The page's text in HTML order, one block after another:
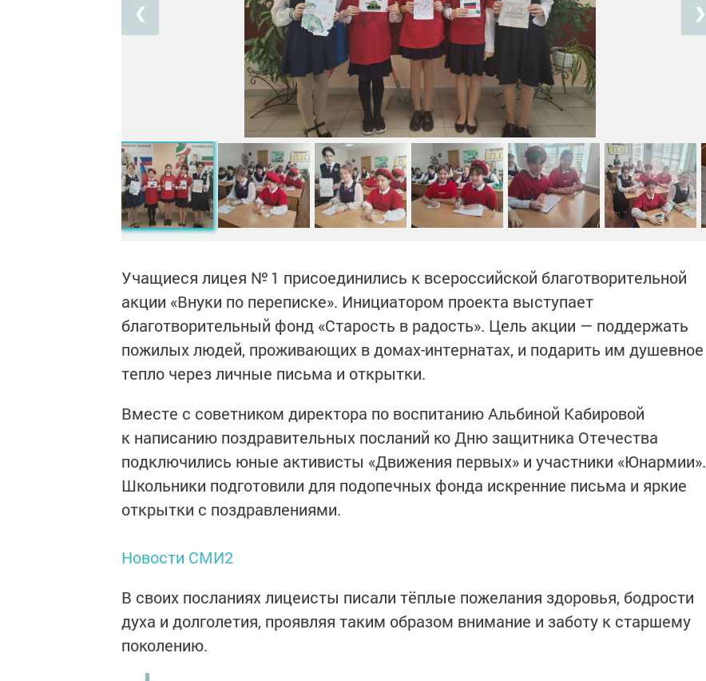
❮ ❯
Учащиеся лицея № 1 присоединились к всероссийской благотворительной
акции «Внуки по переписке». Инициатором проекта выступает
благотворительный фонд «Старость в радость». Цель акции — поддержать
пожилых людей, проживающих в домах-интернатах, и подарить им душевное
тепло через личные письма и открытки.
Вместе с советником директора по воспитанию Альбиной Кабировой
к написанию поздравительных посланий ко Дню защитника Отечества
подключились юные активисты «Движения первых» и участники «Юнармии».
Школьники подготовили для подопечных фонда искренние письма и яркие
открытки с поздравлениями.
Новости СМИ2
В своих посланиях лицеисты писали тёплые пожелания здоровья, бодрости
духа и долголетия, проявляя таким образом внимание и заботу к старшему
поколению.